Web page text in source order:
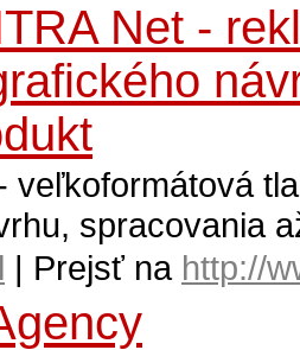
Net -
veľkoformátová
spracovania
| Prejsť na http://